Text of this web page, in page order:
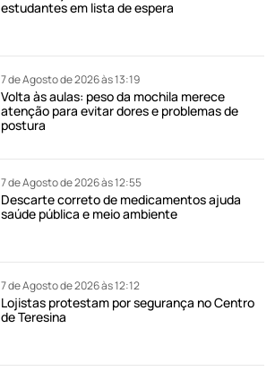
estudantes em lista de espera
7 de Agosto de 2026 às 13:19
Volta às aulas: peso da mochila merece
atenção para evitar dores e problemas de
postura
7 de Agosto de 2026 às 12:55
Descarte correto de medicamentos ajuda
saúde pública e meio ambiente
7 de Agosto de 2026 às 12:12
Lojistas protestam por segurança no Centro
de Teresina